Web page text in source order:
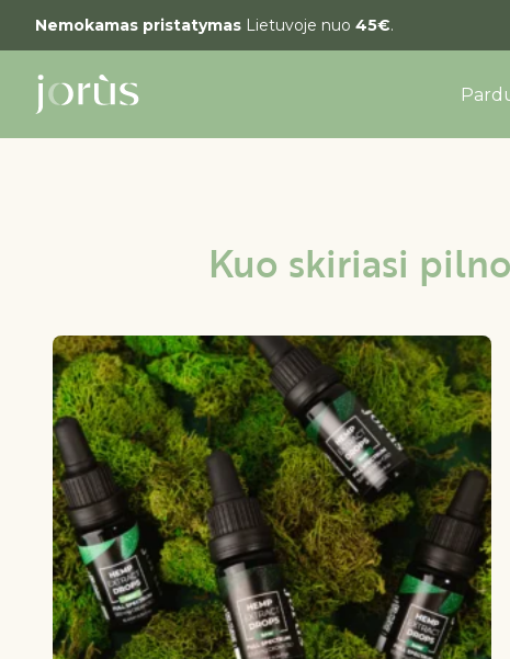
Nemokamas pristatymas Lietuvoje nuo 45€.
Kuo skiriasi